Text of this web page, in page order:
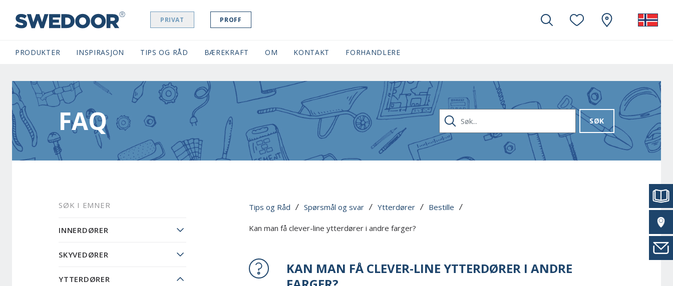
SWEDOOR NAVIGATION PRIVAT PROFF
PRODUKTER INSPIRASJON TIPS OG RÅD BÆREKRAFT OM KONTAKT FORHANDLERE
FAQ SØK...
SØK
Tips og Råd / Spørsmål og svar / Ytterdører / Bestille /
Kan man få clever-line ytterdører i andre farger?
KAN MAN FÅ CLEVER-LINE YTTERDØRER I ANDRE
SØK I EMNER
INNERDØRER
SKYVEDØRER
YTTERDØRER